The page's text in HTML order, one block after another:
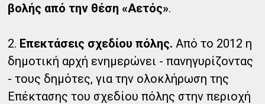
βολής από την θέση «Αετός».
2. Επεκτάσεις σχεδίου πόλης. Από το 2012 η
δημοτική αρχή ενημερώνει - πανηγυρίζοντας
- τους δημότες, για την ολοκλήρωση της
Επέκτασης του σχεδίου πόλης στην περιοχή